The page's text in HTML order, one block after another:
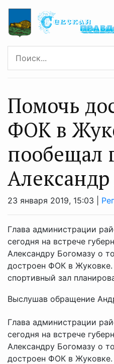
Помочь
ФОК в
пообещал
23 января 2019, 15:03 |
Глава администрации
сегодня на встрече
Александру Богомазу о
достроен ФОК в Жуковке.
спортивный зал
Выслушав обращение
Глава администрации
сегодня на встрече
Александру Богомазу о
достроен ФОК в Жуковке.